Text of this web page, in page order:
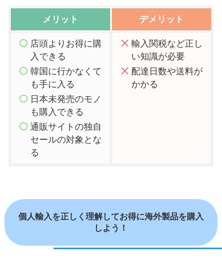
メリット デメリット
店頭よりお得に購
入できる
韓国に行かなくて
も手に入る
日本未発売のモノ
も購入できる
通販サイトの独自
セールの対象とな
る
輸入関税など正し
い知識が必要
配達日数や送料が
かかる
個人輸入を正しく理解してお得に海外製品を購入
しよう！